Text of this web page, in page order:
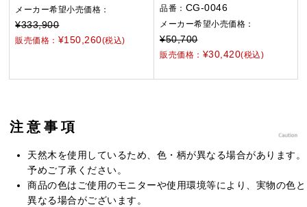
メーカー希望小売価格：
¥333,900
販売価格： ¥150,260(税込)
品番： CG-0046
メーカー希望小売価格：
¥50,700
販売価格： ¥30,420(税込)
注意事項
天然木を使用しているため、色・柄が異なる場合があります。
予めご了承ください。
商品の色はご使用のモニターや使用環境等により、実物の色と
異なる場合がございます。